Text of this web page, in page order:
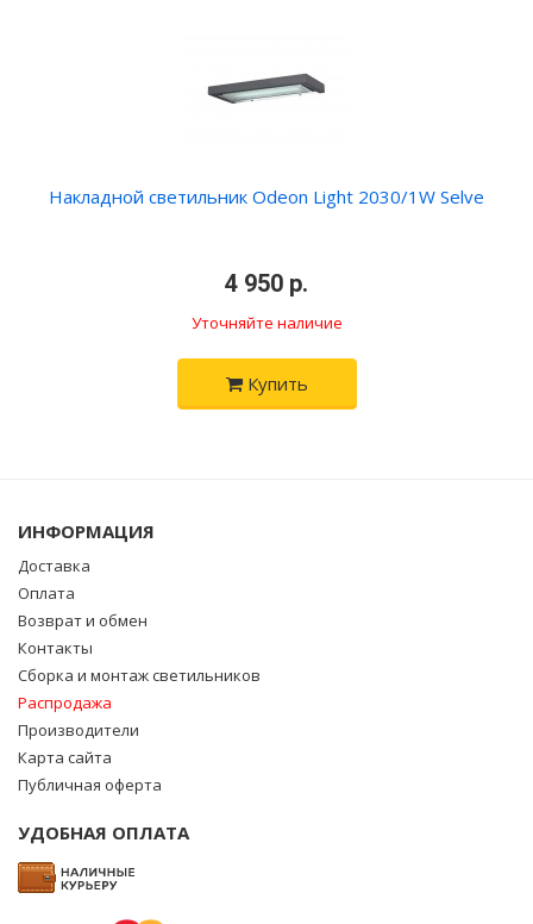
Накладной светильник Odeon Light 2030/1W Selve
4 950 р.
Уточняйте наличие
Купить
ИНФОРМАЦИЯ
Доставка
Оплата
Возврат и обмен
Контакты
Сборка и монтаж светильников
Распродажа
Производители
Карта сайта
Публичная оферта
УДОБНАЯ ОПЛАТА